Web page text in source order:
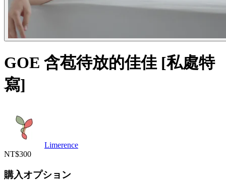
GOE 含苞待放的佳佳 [私處特
寫]
Limerence
NT$300
購入オプション